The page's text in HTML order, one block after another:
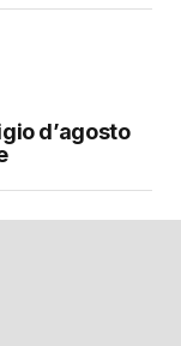
d’agosto